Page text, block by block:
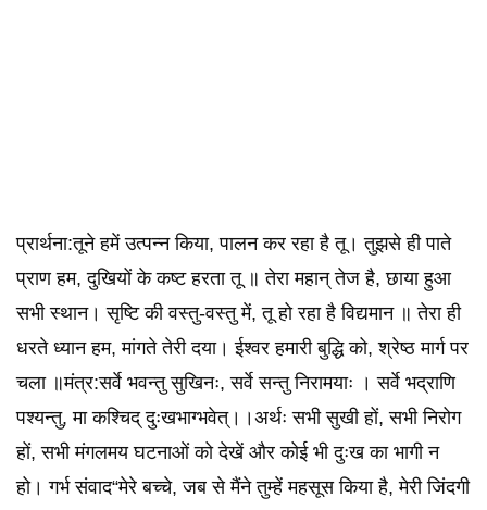
प्रार्थना:तूने हमें उत्पन्न किया, पालन कर रहा है तू। तुझसे ही पाते
प्राण हम, दुखियों के कष्ट हरता तू ॥ तेरा महान् तेज है, छाया हुआ
सभी स्थान। सृष्टि की वस्तु-वस्तु में, तू हो रहा है विद्यमान ॥ तेरा ही
धरते ध्यान हम, मांगते तेरी दया। ईश्वर हमारी बुद्धि को, श्रेष्ठ मार्ग पर
चला ॥मंत्र:सर्वे भवन्तु सुखिनः, सर्वे सन्तु निरामयाः । सर्वे भद्राणि
पश्यन्तु, मा कश्चिद् दुःखभाग्भवेत्।।अर्थः सभी सुखी हों, सभी निरोग
हों, सभी मंगलमय घटनाओं को देखें और कोई भी दुःख का भागी न
हो। गर्भ संवाद“मेरे बच्चे, जब से मैंने तुम्हें महसूस किया है, मेरी जिंदगी